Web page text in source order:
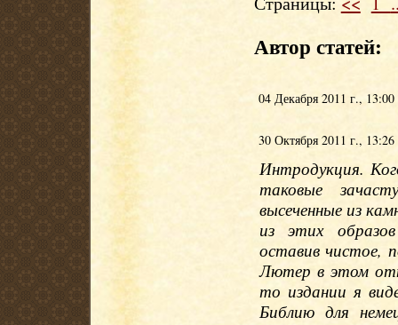
Автор статей:
04 Декабря 2011 г., 13:00
30 Октября 2011 г., 13:26
Интродукция.
таковые
высеченные из
из этих образов
оставив чистое,
Лютер в этом
то издании я
Библию для